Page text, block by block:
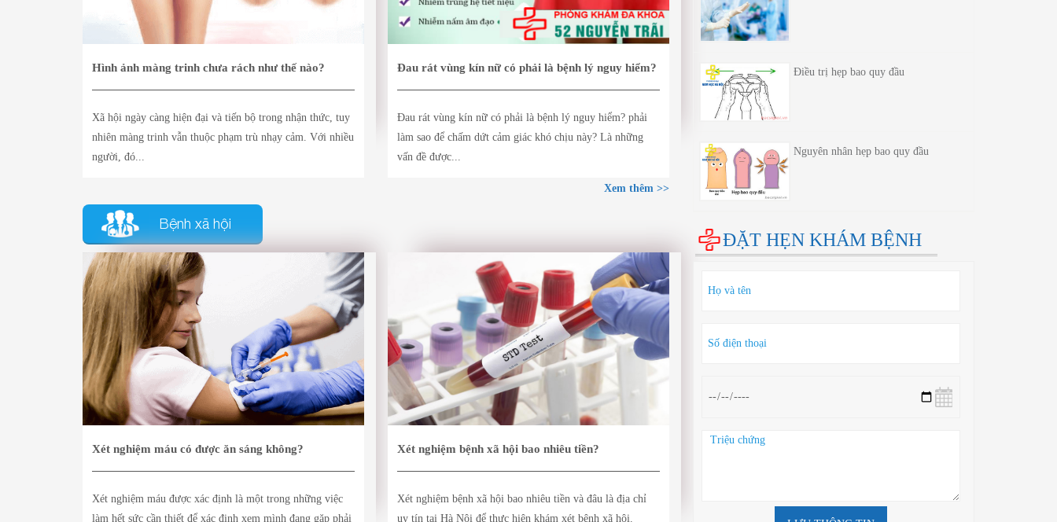
Hình ảnh màng trinh chưa rách như thế nào?
Xã hội ngày càng hiện đại và tiến bộ trong nhận thức, tuy
nhiên màng trinh vẫn thuộc phạm trù nhạy cảm. Với nhiều
người, đó...
Đau rát vùng kín nữ có phải là bệnh lý nguy hiểm?
Đau rát vùng kín nữ có phải là bệnh lý nguy hiểm? phải
làm sao để chấm dứt cảm giác khó chịu này? Là những
vấn đề được...
Xem thêm >>
Bệnh xã hội
Xét nghiệm máu có được ăn sáng không?
Xét nghiệm máu được xác định là một trong những việc
làm hết sức cần thiết để xác định xem mình đang gặp phải
Xét nghiệm bệnh xã hội bao nhiêu tiền?
Xét nghiệm bệnh xã hội bao nhiêu tiền và đâu là địa chỉ
uy tín tại Hà Nội để thực hiện khám xét bệnh xã hội.
Điều trị hẹp bao quy đầu
Nguyên nhân hẹp bao quy đầu
ĐẶT HẸN KHÁM BỆNH